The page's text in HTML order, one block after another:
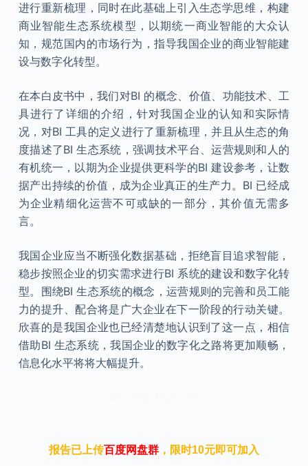
进行重新梳理，同时在此基础上引入生态学思维，构建
商业智能生态系统模型，以期统一商业智能的大众认
知，规范国内的市场行为，指导我国企业的商业智能建
设与数字化转型。
在本白皮书中，我们对BI 的概念、价值、功能技术、工
具进行了详细的介绍，针对我国企业的认知和实际情
况，对BI 工具的定义进行了重新梳理，并且从生态的角
度描述了BI 生态系统，强调技术平台、运营规则和人的
有机统一，以期为企业提供更科学的BI 建设参考，让数
据产出持续的价值，成为企业真正的生产力。BI 已经成
为企业精细化运营不可或缺的一部分，其价值无需多
言。
我国企业应当不断强化数据基础，拒绝盲目追求智能，
稳步按照企业的切实需求进行BI 系统的建设和数字化转
型。围绕BI 生态系统的概念，运营规则的完善和员工能
力的提升、配合将是广大企业在下一阶段的行动关键。
欣喜的是我国企业也已经清楚地认识到了这一点，相信
借助BI 生态系统，我国企业的数字化之路将更加顺畅，
信息化水平将将大幅提升。
报告已上传百度网盘群，限时10元即可加入